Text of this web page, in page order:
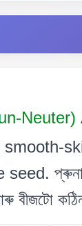
Neuter)
প্ৰুনাচ
বীজটো